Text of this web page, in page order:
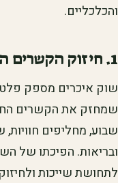
והכלכליים.
1. חיזוק הקשרים החברתיים
שוק איכרים מספק
שמחזק את הקשרים
שבוע, מחליפים
ובריאות. הפיכתו של
לתחושת שייכות